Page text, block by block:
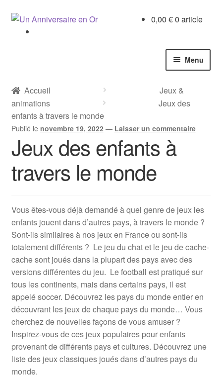
Aller
Aller
0,00€0 article
Menu
Boutique
Cahiers activités
Mini-kits
Jeux gratuits
Guides
Accueil
Jeux &
animations
Jeux des
enfants à travers le monde
Publié le novembre 19, 2022 — Laisser un commentaire
Jeux des enfants à
travers le monde
Vous êtes-vous déjà demandé à quel genre de jeux les
enfants jouent dans d’autres pays, à travers le monde ?
Sont-ils similaires à nos jeux en France ou sont-ils
totalement différents ? Le jeu du chat et le jeu de cache-
cache sont joués dans la plupart des pays avec des
versions différentes du jeu. Le football est pratiqué sur
tous les continents, mais dans certains pays, il est
appelé soccer. Découvrez les pays du monde entier en
découvrant les jeux de chaque pays du monde… Vous
cherchez de nouvelles façons de vous amuser ?
Inspirez-vous de ces jeux populaires pour enfants
provenant de différents pays et cultures. Découvrez une
liste des jeux classiques joués dans d’autres pays du
monde.